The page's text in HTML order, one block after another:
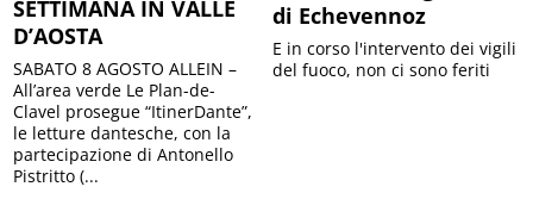
SETTIMANA IN VALLE
D’AOSTA
SABATO 8 AGOSTO ALLEIN –
All’area verde Le Plan-de-
Clavel prosegue “ItinerDante”,
le letture dantesche, con la
partecipazione di Antonello
Pistritto (...
di Echevennoz
E in corso l'intervento dei vigili
del fuoco, non ci sono feriti